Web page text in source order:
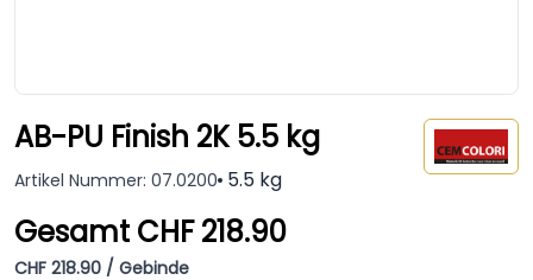
AB-PU Finish 2K 5.5 kg
Artikel Nummer: 07.0200 5.5 kg
Gesamt CHF 218.90
CHF 218.90 / Gebinde